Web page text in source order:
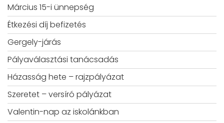
Március 15-i ünnepség
Étkezési díj befizetés
Gergely-járás
Pályaválasztási tanácsadás
Házasság hete – rajzpályázat
Szeretet – versíró pályázat
Valentin-nap az iskolánkban